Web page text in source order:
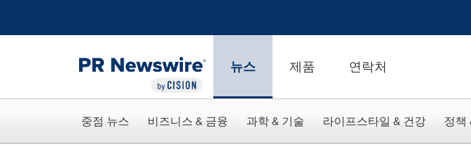
뉴스 제품 연락처
중점 뉴스 비즈니스 & 금융 과학 & 기술 라이프스타일 & 건강 정책